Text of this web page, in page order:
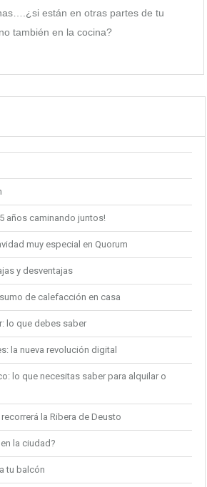
están en otras partes de tu
también en la cocina?
años caminando juntos!
muy especial en Quorum
y desventajas
de calefacción en casa
lo que debes saber
la nueva revolución digital
lo que necesitas saber para alquilar o
la Ribera de Deusto
la ciudad?
tu balcón